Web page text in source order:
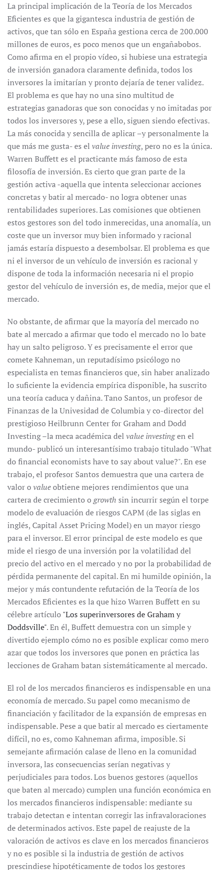
La principal implicación de la Teoría de los Mercados
Eficientes es que la gigantesca industria de gestión de
activos, que tan sólo en España gestiona cerca de 200.000
millones de euros, es poco menos que un engañabobos.
Como afirma en el propio vídeo, si hubiese una estrategia
de inversión ganadora claramente definida, todos los
inversores la imitarían y pronto dejaría de tener validez.
El problema es que hay no una sino multitud de
estrategias ganadoras que son conocidas y no imitadas por
todos los inversores y, pese a ello, siguen siendo efectivas.
La más conocida y sencilla de aplicar –y personalmente la
que más me gusta- es el value investing, pero no es la única.
Warren Buffett es el practicante más famoso de esta
filosofía de inversión. Es cierto que gran parte de la
gestión activa -aquella que intenta seleccionar acciones
concretas y batir al mercado- no logra obtener unas
rentabilidades superiores. Las comisiones que obtienen
estos gestores son del todo inmerecidas, una anomalía, un
coste que un inversor muy bien informado y racional
jamás estaría dispuesto a desembolsar. El problema es que
ni el inversor de un vehículo de inversión es racional y
dispone de toda la información necesaria ni el propio
gestor del vehículo de inversión es, de media, mejor que el
mercado.
No obstante, de afirmar que la mayoría del mercado no
bate al mercado a afirmar que todo el mercado no lo bate
hay un salto peligroso. Y es precisamente el error que
comete Kahneman, un reputadísimo psicólogo no
especialista en temas financieros que, sin haber analizado
lo suficiente la evidencia empírica disponible, ha suscrito
una teoría caduca y dañina. Tano Santos, un profesor de
Finanzas de la Univesidad de Columbia y co-director del
prestigioso Heilbrunn Center for Graham and Dodd
Investing –la meca académica del value investingen el
mundo- publicó un interesantísimo trabajo titulado "What
do financial economists have to say about value?". En ese
trabajo, el profesor Santos demuestra que una cartera de
valor o valueobtiene mejores rendimientos que una
cartera de crecimiento o growth sin incurrir según el torpe
modelo de evaluación de riesgos CAPM (de las siglas en
inglés, Capital Asset Pricing Model) en un mayor riesgo
para el inversor. El error principal de este modelo es que
mide el riesgo de una inversión por la volatilidad del
precio del activo en el mercado y no por la probabilidad de
pérdida permanente del capital. En mi humilde opinión, la
mejor y más contundente refutación de la Teoría de los
Mercados Eficientes es la que hizo Warren Buffett en su
célebre artículo "Los superinversores de Graham y
Doddsville". En él, Buffett demuestra con un simple y
divertido ejemplo cómo no es posible explicar como mero
azar que todos los inversores que ponen en práctica las
lecciones de Graham batan sistemáticamente al mercado.
El rol de los mercados financieros es indispensable en una
economía de mercado. Su papel como mecanismo de
financiación y facilitador de la expansión de empresas en
indispensable. Pese a que batir al mercado es ciertamente
difícil, no es, como Kahneman afirma, imposible. Si
semejante afirmación calase de lleno en la comunidad
inversora, las consecuencias serían negativas y
perjudiciales para todos. Los buenos gestores (aquellos
que baten al mercado) cumplen una función económica en
los mercados financieros indispensable: mediante su
trabajo detectan e intentan corregir las infravaloraciones
de determinados activos. Este papel de reajuste de la
valoración de activos es clave en los mercados financieros
y no es posible si la industria de gestión de activos
prescindiese hipotéticamente de todos los gestores